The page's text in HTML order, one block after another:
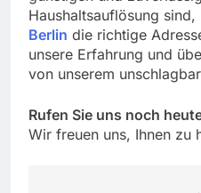
Haushaltsauflösung sind,
Berlin die richtige
unsere Erfahrung und
von unserem
Rufen Sie uns noch
Wir freuen uns, Ihnen zu